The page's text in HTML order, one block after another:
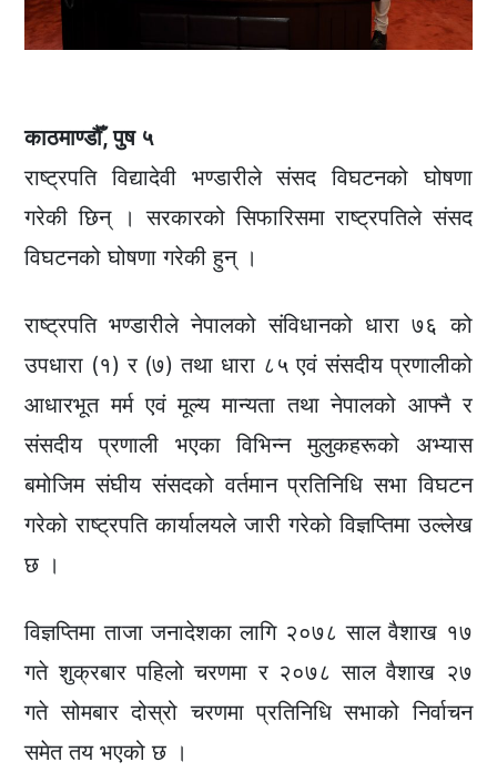
काठमाण्डौँ, पुष ५
राष्ट्रपति विद्यादेवी भण्डारीले संसद विघटनको घोषणा
गरेकी छिन् । सरकारको सिफारिसमा राष्ट्रपतिले संसद
विघटनको घोषणा गरेकी हुन् ।
राष्ट्रपति भण्डारीले नेपालको संविधानको धारा ७६ को
उपधारा (१) र (७) तथा धारा ८५ एवं संसदीय प्रणालीको
आधारभूत मर्म एवं मूल्य मान्यता तथा नेपालको आफ्नै र
संसदीय प्रणाली भएका विभिन्न मुलुकहरूको अभ्यास
बमोजिम संघीय संसदको वर्तमान प्रतिनिधि सभा विघटन
गरेको राष्ट्रपति कार्यालयले जारी गरेको विज्ञप्तिमा उल्लेख
छ ।
विज्ञप्तिमा ताजा जनादेशका लागि २०७८ साल वैशाख १७
गते शुक्रबार पहिलो चरणमा र २०७८ साल वैशाख २७
गते सोमबार दोस्रो चरणमा प्रतिनिधि सभाको निर्वाचन
समेत तय भएको छ ।